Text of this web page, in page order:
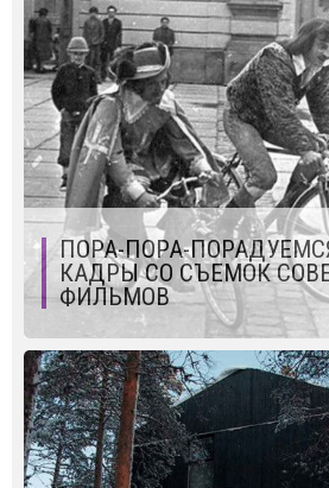
ПОРА-ПОРА-
КАДРЫ СО СЪЕМОК
ФИЛЬМОВ